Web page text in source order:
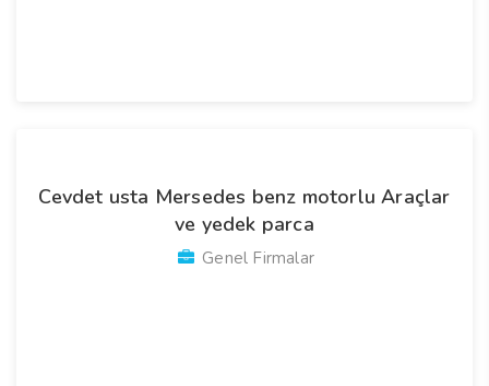
Cevdet usta Mersedes benz motorlu Araçlar
ve yedek parca
Genel Firmalar